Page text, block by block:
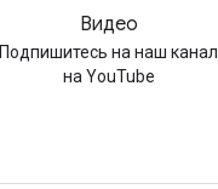
Видео
Подпишитесь на наш канал
на YouTube